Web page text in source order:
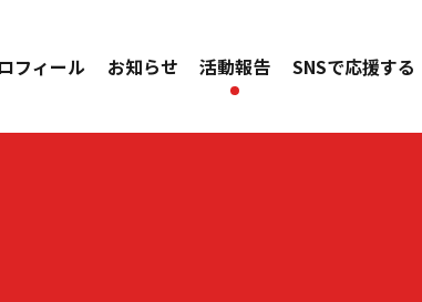
フィール お知らせ 活動報告 SNSで応援する